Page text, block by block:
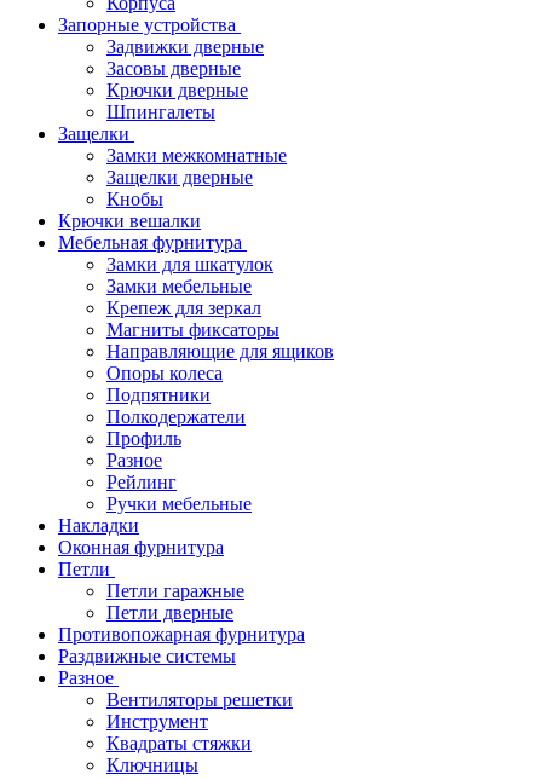
Запорные устройства
Задвижки дверные
Засовы дверные
Крючки дверные
Шпингалеты
Защелки
Замки межкомнатные
Защелки дверные
Кнобы
Крючки вешалки
Мебельная фурнитура
Замки для шкатулок
Замки мебельные
Крепеж для зеркал
Магниты фиксаторы
Направляющие для ящиков
Опоры колеса
Подпятники
Полкодержатели
Профиль
Разное
Рейлинг
Ручки мебельные
Накладки
Оконная фурнитура
Петли
Петли гаражные
Петли дверные
Противопожарная фурнитура
Раздвижные системы
Разное
Вентиляторы решетки
Инструмент
Квадраты стяжки
Ключницы